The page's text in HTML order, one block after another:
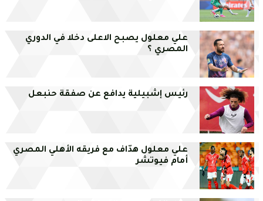
علي معلول يصبح الاعلى دخلا في الدوري
المصري ؟
رئيس إشبيلية يدافع عن صفقة حنبعل
علي معلول هدّاف مع فريقه الأهلي المصري
أمام فيوتشر